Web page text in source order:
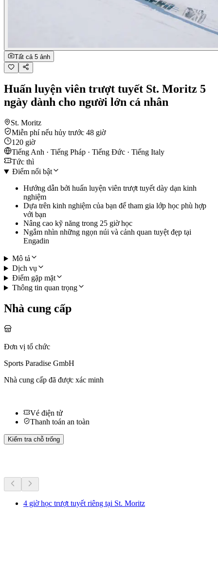
Tất cả 5 ảnh
Huấn luyện viên trượt tuyết St. Moritz 5
ngày dành cho người lớn cá nhân
St. Moritz
Miễn phí nếu hủy trước 48 giờ
120 giờ
Tiếng Anh · Tiếng Pháp · Tiếng Đức · Tiếng Italy
Tức thì
Điểm nổi bật
Hướng dẫn bởi huấn luyện viên trượt tuyết dày dạn kinh
nghiệm
Dựa trên kinh nghiệm của bạn để tham gia lớp học phù hợp
với bạn
Nâng cao kỹ năng trong 25 giờ học
Ngắm nhìn những ngọn núi và cảnh quan tuyệt đẹp tại
Engadin
Mô tả
Dịch vụ
Điểm gặp mặt
Thông tin quan trọng
Nhà cung cấp
Đơn vị tổ chức
Sports Paradise GmbH
Nhà cung cấp đã được xác minh
Vé điện tử
Thanh toán an toàn
Kiểm tra chỗ trống
4 giờ học trượt tuyết riêng tại St. Moritz